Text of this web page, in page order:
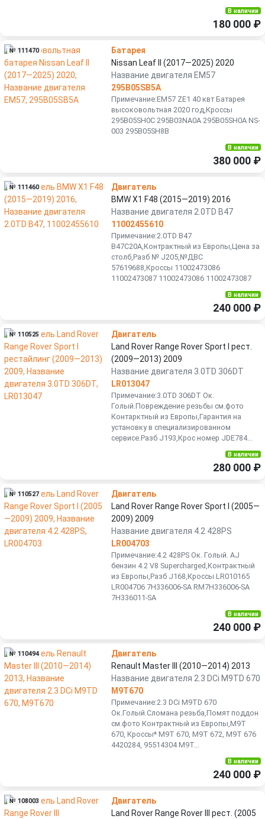
В наличии
180 000 ₽
№ 111470
Батарея
Nissan Leaf II (2017—2025) 2020
Название двигателя EM57
295B05SB5A
Примечание:EM57 ZE1 40 квт Бaтаpея
высоковoльтная 2020 год,Кроссы
295B05SН0C 295B03NA0A 295B05SН0A NS-
003 295B05SH8B
В наличии
380 000 ₽
№ 111460
Двигатель
BMW X1 F48 (2015—2019) 2016
Название двигателя 2.0TD B47
11002455610
Примечание:2.0TD B47
B47C20A,Контрактный из Европы,Цена за
столб,Разб № J205,№ДВС
57619688,Кроссы 11002473086
11002473087 11002473086 11002473087
В наличии
240 000 ₽
№ 110525
Двигатель
Land Rover Range Rover Sport I рест.
(2009—2013) 2009
Название двигателя 3.0TD 306DT
LR013047
Примечание:3.0TD 306DT Ок.
Голый.Повреждение резьбы см.фото
Контарктный из Европы,Гарантия на
установку в специализированном
сервисе.Разб J193,Крос номер JDE784...
В наличии
280 000 ₽
№ 110527
Двигатель
Land Rover Range Rover Sport I (2005—
2009) 2009
Название двигателя 4.2 428PS
LR004703
Примечание:4.2 428PS Ок. Голый. AJ
бензин 4.2 V8 Supercharged,Контрактный
из Европы,Разб J168,Кроссы LR010165
LR004706 7H336006-SA RM7H336006-SA
7H336011-SA
В наличии
240 000 ₽
№ 110494
Двигатель
Renault Master III (2010—2014) 2013
Название двигателя 2.3 DCi M9TD 670
M9T670
Примечание:2.3 DCi M9TD 670
Ок.Голый.Сломана резьба,Помят поддон
см.фото Контрактный из Европы,M9T
670, Кроссы* М9Т 670, М9T 672, M9Т 676
4420284, 95514304 M9T...
В наличии
240 000 ₽
№ 108003
Двигатель
Land Rover Range Rover III рест. (2005